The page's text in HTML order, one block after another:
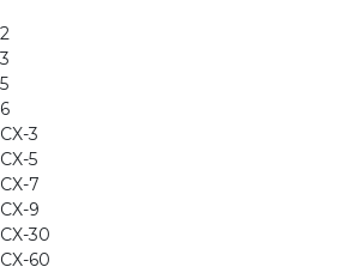
3
5
7
9
30
60